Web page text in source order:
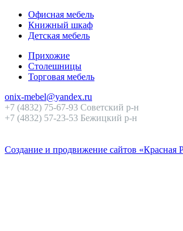
Офисная мебель
Книжный шкаф
Детская мебель
Прихожие
Столешницы
Торговая мебель
onix-mebel@yandex.ru
+7 (4832) 75-67-93 Советский р-н
+7 (4832) 57-23-53 Бежицкий р-н
Создание и продвижение сайтов «Красная